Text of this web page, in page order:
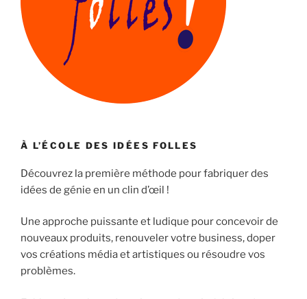
À L’ÉCOLE DES IDÉES FOLLES
Découvrez la première méthode pour fabriquer des
idées de génie en un clin d’œil !
Une approche puissante et ludique pour concevoir de
nouveaux produits, renouveler votre business, doper
vos créations média et artistiques ou résoudre vos
problèmes.